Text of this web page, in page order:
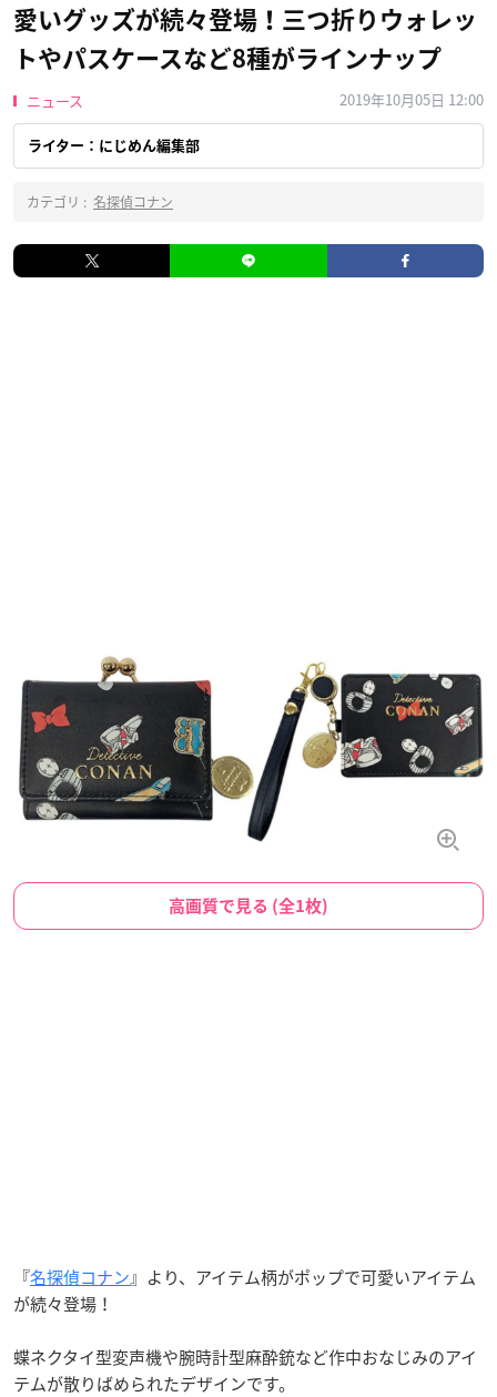
愛いグッズが続々登場！三つ折りウォレッ
トやパスケースなど8種がラインナップ
ニュース 2019年10月05日 12:00
ライター：にじめん編集部
カテゴリ : 名探偵コナン
高画質で見る (全1枚)
『名探偵コナン』より、アイテム柄がポップで可愛いアイテム
が続々登場！
蝶ネクタイ型変声機や腕時計型麻酔銃など作中おなじみのアイ
テムが散りばめられたデザインです。